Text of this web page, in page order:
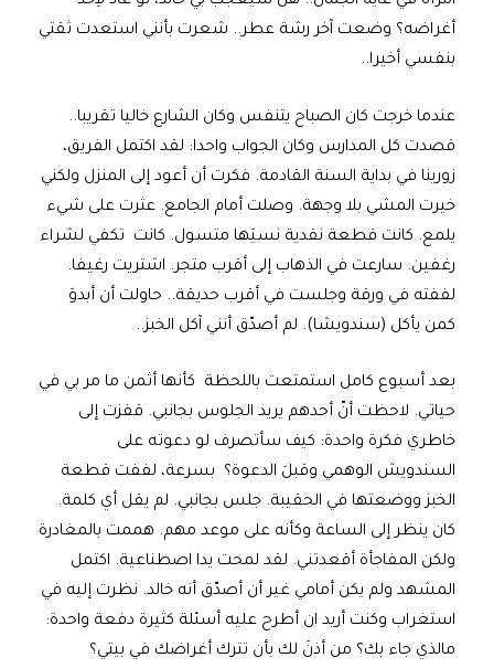
أغراضه؟ وضعت آخر رشة عطر.. شعرت بأنني استعدت ثقتي
بنفسي أخيرا..
عندما خرجت كان الصباح يتنفس وكان الشارع خاليا تقريبا..
قصدت كل المدارس وكان الجواب واحدا: لقد اكتمل الفريق،
زورينا في بداية السنة القادمة. فكرت أن أعود إلى المنزل ولكني
خيرت المشي بلا وجهة. وصلت أمام الجامع. عثرت على شيء
يلمع. كانت قطعة نقدية نسيَها متسول. كانت تكفي لشراء
رغفين. سارعت في الذهاب إلى أقرب متجر. اشتريت رغيفا.
لففته في ورقة وجلست في أقرب حديقة.. حاولت أن أبدوَ
كمن يأكل (سندويشا). لم أصدّق أنني آكل الخبز..
بعد أسبوع كامل استمتعت باللحظة كأنها أثمن ما مر بي في
حياتي. لاحظت أنّ أحدهم يريد الجلوس بجانبي. قفزت إلى
خاطري فكرة واحدة: كيف سأتصرف لو دعوته على
السندويش الوهمي وقبلَ الدعوة؟ بسرعة، لففت قطعة
الخبز ووضعتها في الحقيبة. جلس بجانبي. لم يقل أي كلمة.
كان ينظر إلى الساعة وكأنه على موعد مهم. هممت بالمغادرة
ولكن المفاجأة أقعدتني. لقد لمحت يدا اصطناعية. اكتمل
المشهد ولم يكن أمامي غير أن أصدّق أنه خالد. نظرت إليه في
استغراب وكنت أريد ان أطرح عليه أسئلة كثيرة دفعة واحدة:
مالذي جاء بك؟ من أذنَ لك بأن تترك أغراضك في بيتي؟